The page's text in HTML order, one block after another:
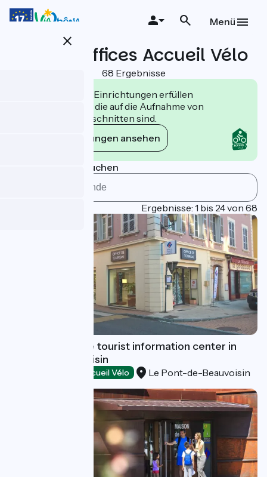
Direkt
zum
close
Menü
Tourist offices Accueil Vélo
68 Ergebnisse
Die Accueil Vélo Einrichtungen erfüllen
Verpflichtungen, die auf die Aufnahme von
Radfahrern zugeschnitten sind.
Die Verpflichtungen ansehen
Nach Gemeinde suchen
Ergebnisse: 1 bis 24 von 68
Vals du Dauphiné tourist information center in
Pont-de-Beauvoisin
Accueil Vélo Le Pont-de-Beauvoisin